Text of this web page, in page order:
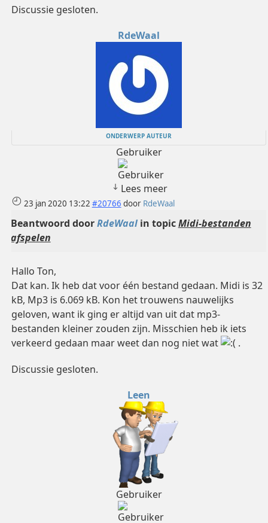
Discussie gesloten.
RdeWaal
ONDERWERP AUTEUR
Gebruiker
Lees meer
23 jan 2020 13:22 #20766 door RdeWaal
Beantwoord doorRdeWaalin topicMidi-bestanden
afspelen
Hallo Ton,
Dat kan. Ik heb dat voor één bestand gedaan. Midi is 32
kB, Mp3 is 6.069 kB. Kon het trouwens nauwelijks
geloven, want ik ging er altijd van uit dat mp3-
bestanden kleiner zouden zijn. Misschien heb ik iets
verkeerd gedaan maar weet dan nog niet wat
.
Discussie gesloten.
Leen
Gebruiker